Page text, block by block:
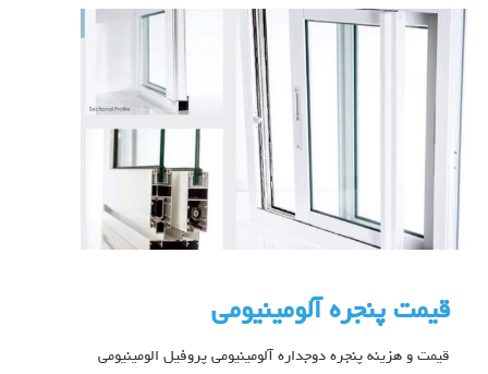
قیمت پنجره آلومینیومی
قیمت و هزینه پنجره دوجداره آلومینیومی پروفيل الومينيومي